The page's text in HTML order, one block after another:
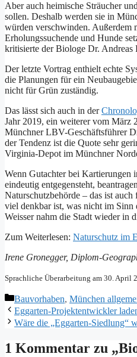
Aber auch heimische Sträucher
sollen. Deshalb werden sie in
würden verschwinden. Außerdem
Erholungssuchende und Hunde
kritisierte der Biologe Dr. Andreas
Der letzte Vortrag enthielt echte
die Planungen für ein
nicht für Grün zuständig.
Das lässt sich auch in der
Jahr 2019, ein weiterer vom März
Münchner LBV-Geschäftsführer
der Tendenz ist die Quote sehr
Virginia-Depot im Münchner
Wenn Gutachter bei Kartierungen
eindeutig entgegensteht,
Naturschutzbehörde – das ist
viel denkbar ist, was nicht im
Weisser nahm die Stadt wieder in
Zum Weiterlesen: Naturschutz im
Irene Gronegger, Diplom-
Sprachliche Überarbeitung am 30. April
Kategorien
Bauvorhaben, München
Eggarten-Projektentwickler
Wäre die „Eggarten-Siedlung“
1 Kommentar zu